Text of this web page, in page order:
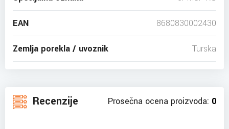
EAN 8680830002430
Zemlja porekla / uvoznik Turska
Recenzije Prosečna ocena proizvoda: 0